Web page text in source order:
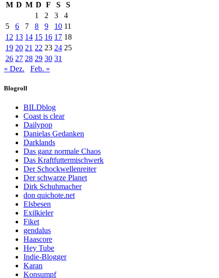
M D M D F S
S
1
2 3
4
5
6 7 8 9 10 11
12 13 14 15 16 17 18
19 20 21 22 23 24 25
26 27 28 29 30 31
« Dez.
Feb. »
Blogroll
BILDblog
Coast is clear
Dailypop
Danielas Gedanken
Darklands
Das ganz normale Chaos
Das Kraftfuttermischwerk
Der Schockwellenreiter
Der schwarze Planet
Dirk Schuhmacher
don quichote.net
Elsbesen
Exilkieler
Fiket
gendalus
Haascore
Hey Tube
Indie-Blogger
Karan
Konsumpf